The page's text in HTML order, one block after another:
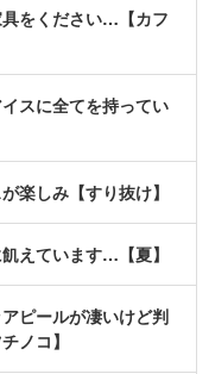
具をください…【カフ
スに全てを持ってい
楽しみ【すり抜け】
えています…【夏】
ピールが凄いけど判
ノコ】